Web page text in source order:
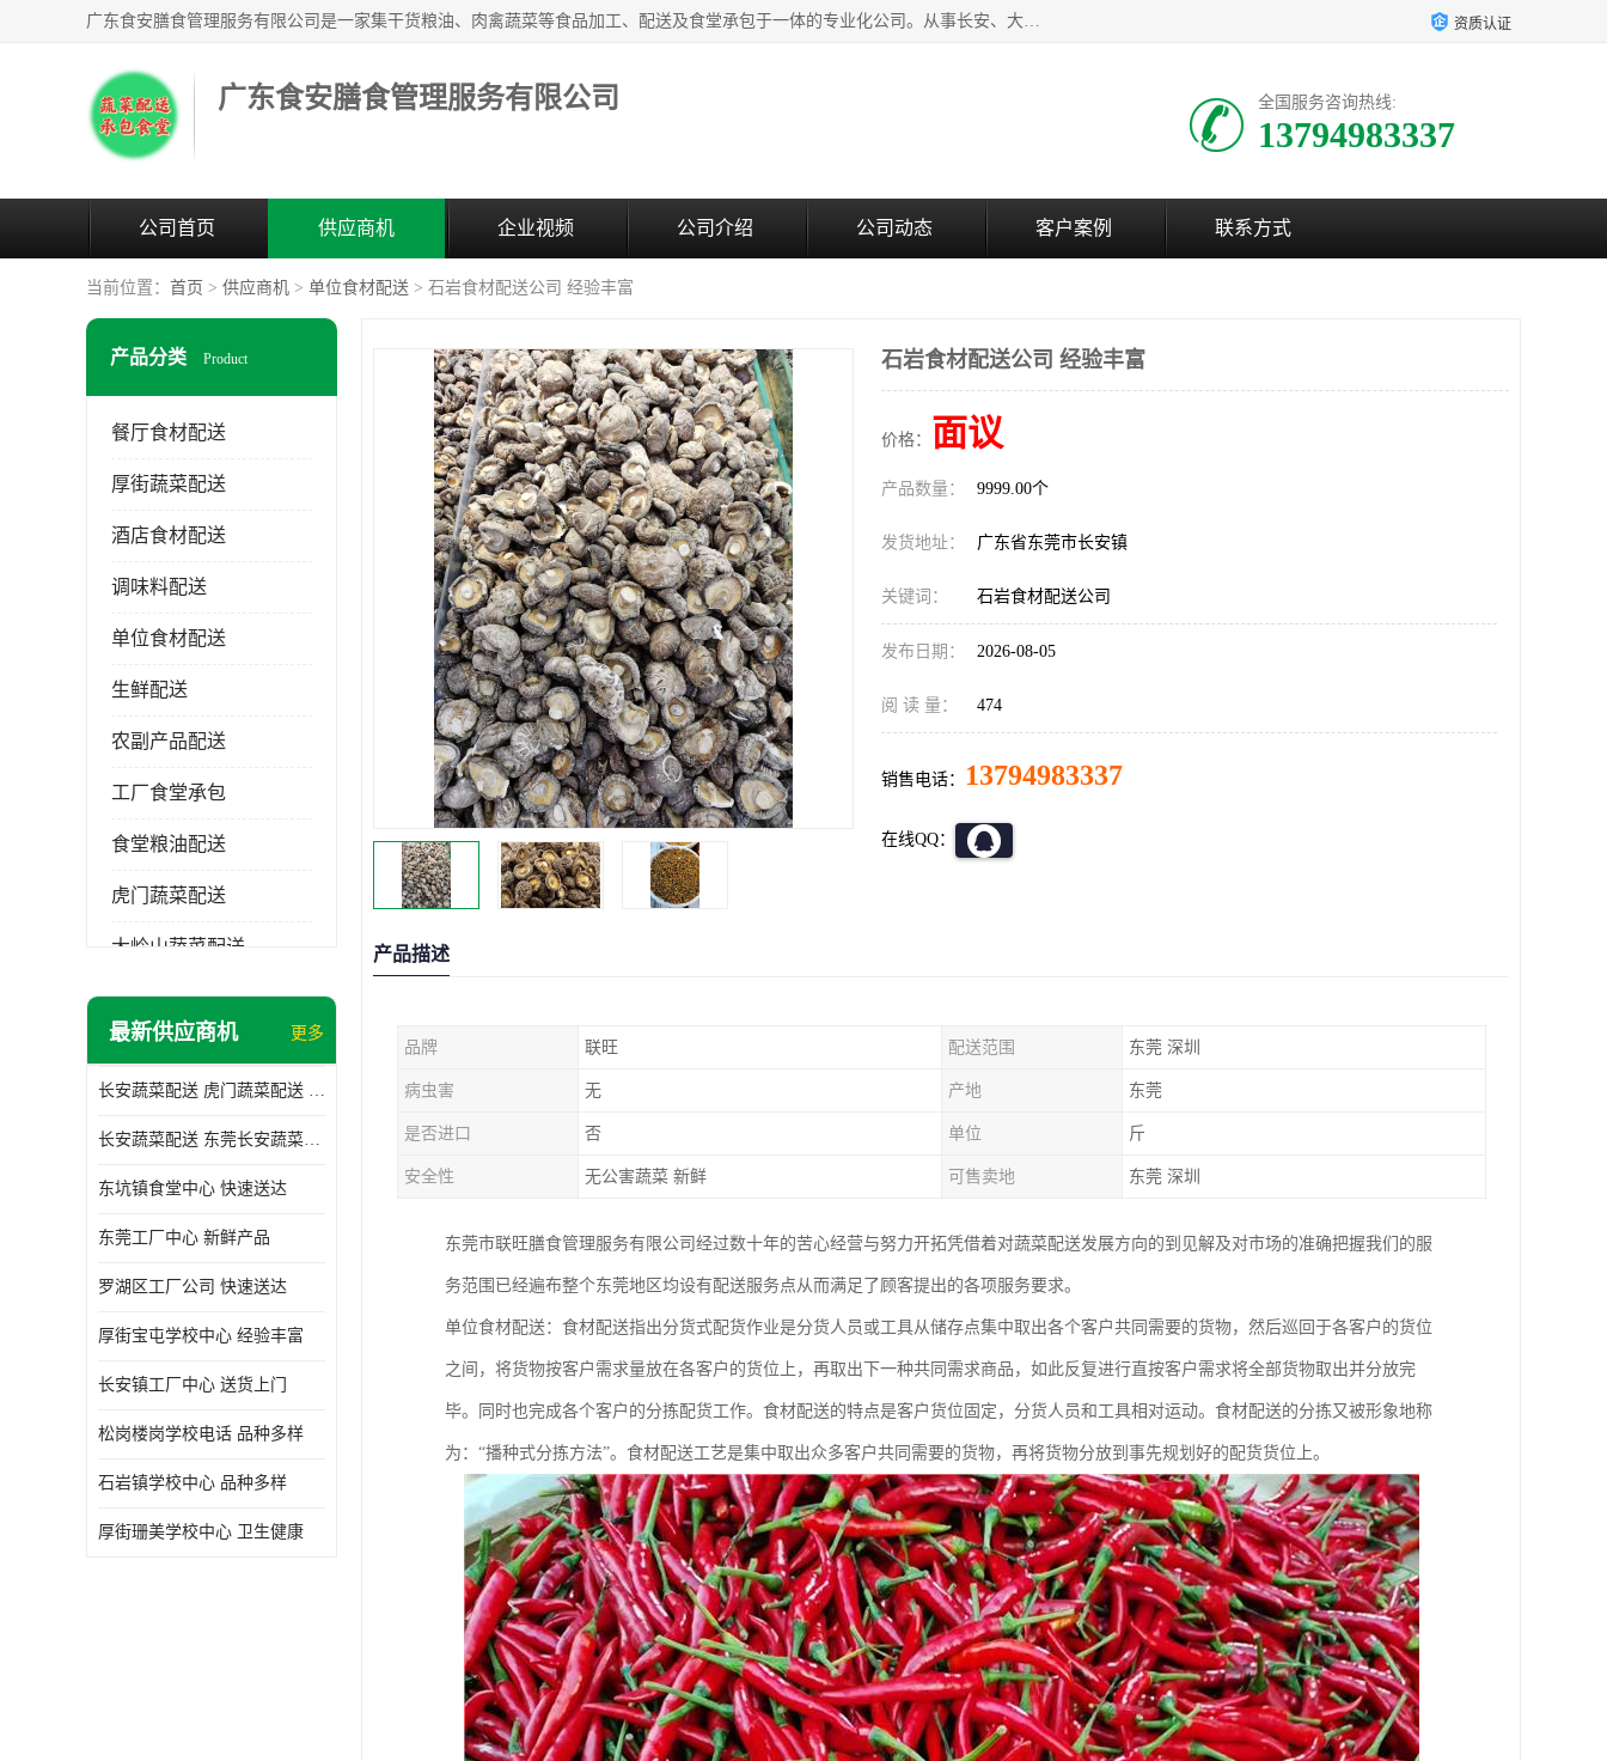
广东食安膳食管理服务有限公司是一家集干货粮油、肉禽蔬菜等食品加工、配送及食堂承包于一体的专业化公司。从事长安、大朗、大岭山、厚街、虎门等地区的蔬菜配送服务。 专业的服务队伍，以及完善的服务机制，经过多年的努力拼搏，赢得了广大客户的信赖和支持。 资质认证
广东食安膳食管理服务有限公司 全国服务咨询热线:
13794983337
公司首页 供应商机 企业视频 公司介绍 公司动态 客户案例 联系方式
当前位置： 首页 > 供应商机 > 单位食材配送 > 石岩食材配送公司 经验丰富
产品分类 Product
餐厅食材配送
厚街蔬菜配送
酒店食材配送
调味料配送
单位食材配送
生鲜配送
农副产品配送
工厂食堂承包
食堂粮油配送
虎门蔬菜配送
大岭山蔬菜配送
长安蔬菜配送
最新供应商机 更多
长安蔬菜配送 虎门蔬菜配送 厚街蔬菜配送 大朗蔬菜配送
长安蔬菜配送 东莞长安蔬菜配送哪家好
东坑镇食堂中心 快速送达
东莞工厂中心 新鲜产品
罗湖区工厂公司 快速送达
厚街宝屯学校中心 经验丰富
长安镇工厂中心 送货上门
松岗楼岗学校电话 品种多样
石岩镇学校中心 品种多样
厚街珊美学校中心 卫生健康
石岩食材配送公司 经验丰富
价格： 面议
产品数量： 9999.00个
发货地址： 广东省东莞市长安镇
关键词： 石岩食材配送公司
发布日期： 2026-08-05
阅 读 量： 474
销售电话： 13794983337
在线QQ：
产品描述
品牌 联旺 配送范围 东莞 深圳
病虫害 无 产地 东莞
是否进口 否 单位 斤
安全性 无公害蔬菜 新鲜 可售卖地 东莞 深圳
东莞市联旺膳食管理服务有限公司经过数十年的苦心经营与努力开拓凭借着对蔬菜配送发展方向的到见解及对市场的准确把握我们的服
务范围已经遍布整个东莞地区均设有配送服务点从而满足了顾客提出的各项服务要求。
单位食材配送：食材配送指出分货式配货作业是分货人员或工具从储存点集中取出各个客户共同需要的货物，然后巡回于各客户的货位
之间，将货物按客户需求量放在各客户的货位上，再取出下一种共同需求商品，如此反复进行直按客户需求将全部货物取出并分放完
毕。同时也完成各个客户的分拣配货工作。食材配送的特点是客户货位固定，分货人员和工具相对运动。食材配送的分拣又被形象地称
为：“播种式分拣方法”。食材配送工艺是集中取出众多客户共同需要的货物，再将货物分放到事先规划好的配货货位上。